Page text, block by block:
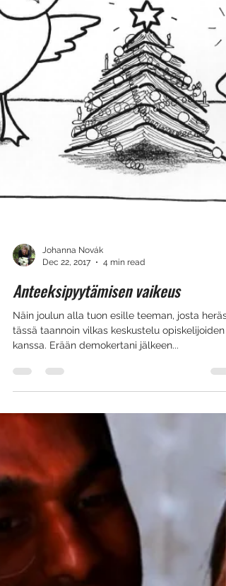
Dec 22, 2017
4 min read
Anteeksipyytämisen vaikeus
Näin joulun alla tuon esille teeman, josta heräsi
tässä taannoin vilkas keskustelu opiskelijoiden
kanssa. Erään demokertani jälkeen...